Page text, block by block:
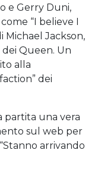
e Gerry Duni,
“I believe I
Michael Jackson,
dei Queen. Un
alla
dei
partita una vera
sul web per
arrivando